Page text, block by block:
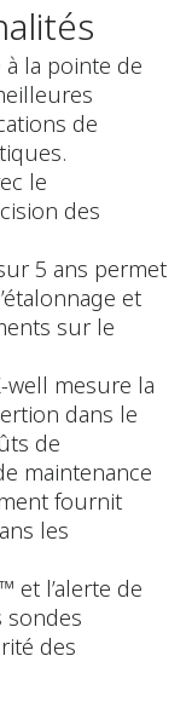
la pointe de
de
le
des
5 ans permet
et
sur le
well mesure la
dans le
de
maintenance
fournit
les
et l’alerte de
sondes
des